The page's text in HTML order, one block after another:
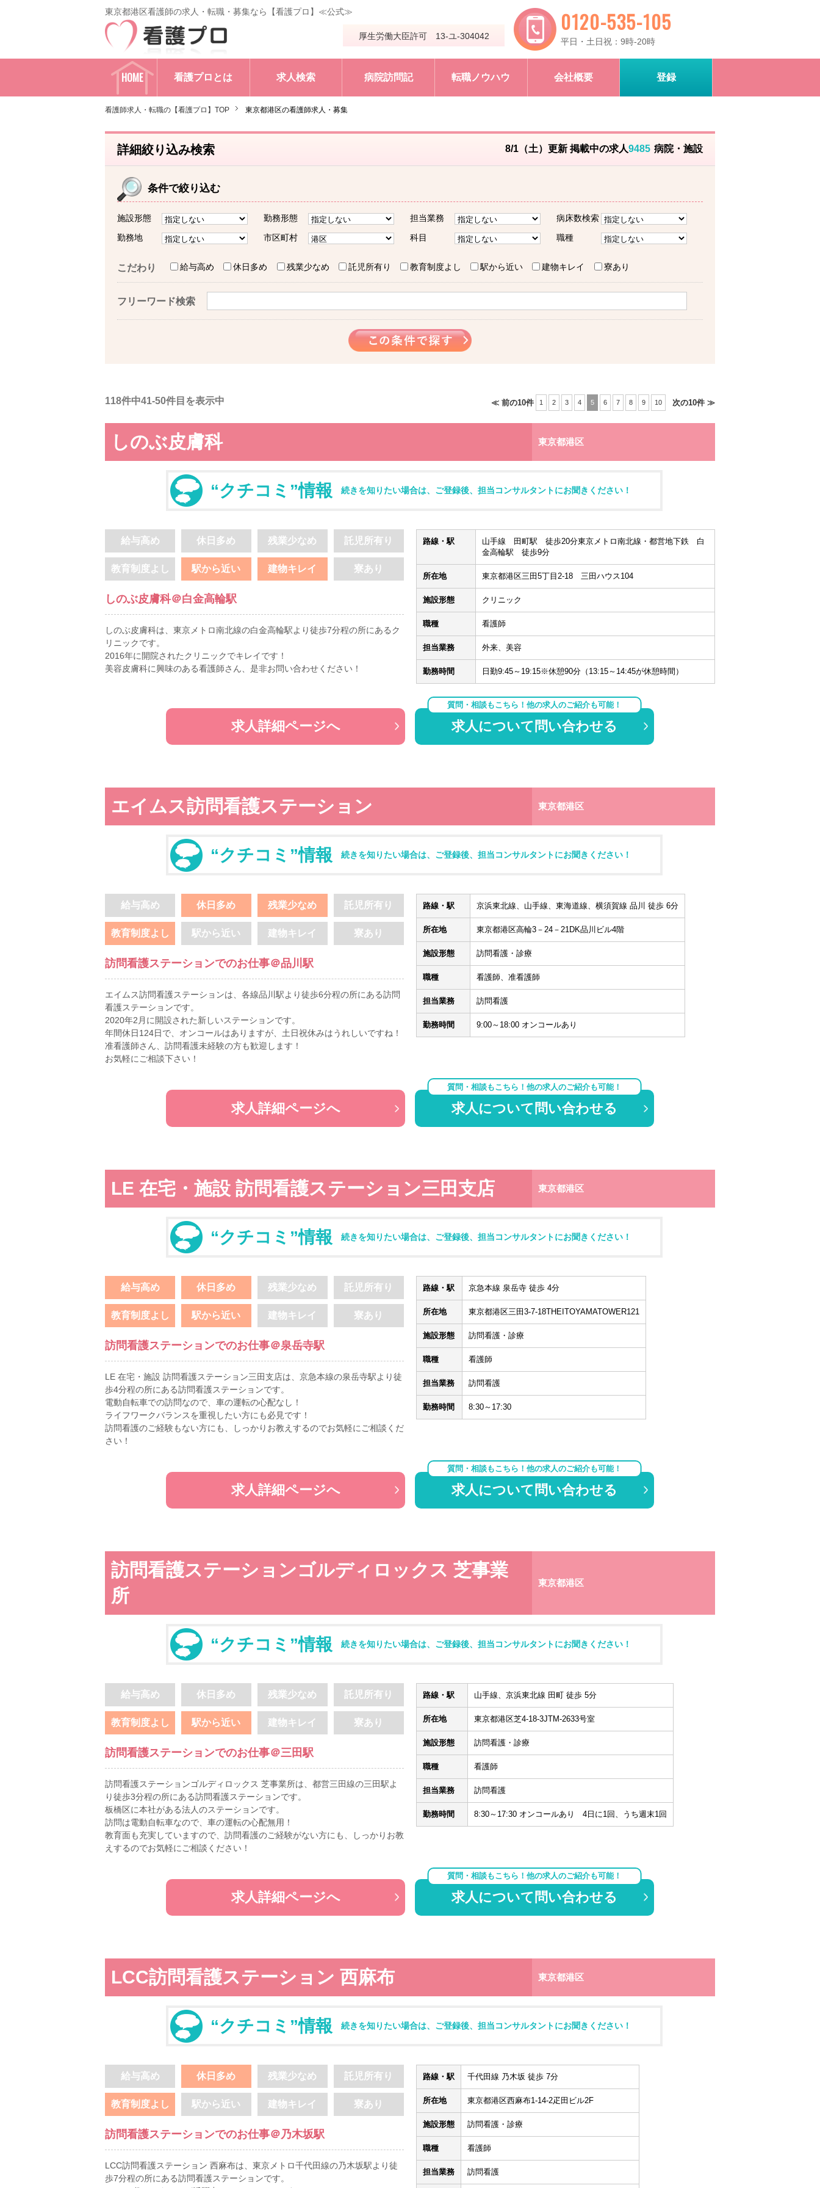
東京都港区看護師の求人・転職・募集なら【看護プロ】≪公式≫
厚生労働大臣許可 13-ユ-304042
0120-535-105
平日・土日祝：9時-20時
HOME 看護プロとは 求人検索 病院訪問記 転職ノウハウ 会社概要 登録
看護師求人・転職の【看護プロ】TOP 東京都港区の看護師求人・募集
詳細絞り込み検索 8/1（土）更新 掲載中の求人9485 病院・施設
条件で絞り込む
施設形態 勤務形態 担当業務
病床数検索
勤務地
市区町村 科目 職種
こだわり 給与高め 休日多め 残業少なめ 託児所有り 教育制度よし 駅から近い 建物キレイ 寮あり
フリーワード検索
118件中41-50件目を表示中 ≪ 前の10件 1 2 3 4 5 6 7 8 9 10 次の10件 ≫
しのぶ皮膚科 東京都港区
“クチコミ”情報 続きを知りたい場合は、ご登録後、担当コンサルタントにお聞きください！
給与高め 休日多め 残業少なめ 託児所有り
教育制度よし 駅から近い 建物キレイ 寮あり
しのぶ皮膚科＠白金高輪駅
しのぶ皮膚科は、東京メトロ南北線の白金高輪駅より徒歩7分程の所にあるク
リニックです。
2016年に開院されたクリニックでキレイです！
美容皮膚科に興味のある看護師さん、是非お問い合わせください！
路線・駅
山手線 田町駅 徒歩20分東京メトロ南北線・都営地下鉄 白
金高輪駅 徒歩9分
所在地 東京都港区三田5丁目2-18 三田ハウス104
施設形態 クリニック
職種 看護師
担当業務 外来、美容
勤務時間 日勤9:45～19:15※休憩90分（13:15～14:45が休憩時間）
求人詳細ページへ
質問・相談もこちら！他の求人のご紹介も可能！
求人について問い合わせる
エイムス訪問看護ステーション 東京都港区
“クチコミ”情報 続きを知りたい場合は、ご登録後、担当コンサルタントにお聞きください！
給与高め 休日多め 残業少なめ 託児所有り
教育制度よし 駅から近い 建物キレイ 寮あり
訪問看護ステーションでのお仕事＠品川駅
エイムス訪問看護ステーションは、各線品川駅より徒歩6分程の所にある訪問
看護ステーションです。
2020年2月に開設された新しいステーションです。
年間休日124日で、オンコールはありますが、土日祝休みはうれしいですね！
准看護師さん、訪問看護未経験の方も歓迎します！
お気軽にご相談下さい！
路線・駅 京浜東北線、山手線、東海道線、横須賀線 品川 徒歩 6分
所在地 東京都港区高輪3－24－21DK品川ビル4階
施設形態 訪問看護・診療
職種 看護師、准看護師
担当業務 訪問看護
勤務時間 9:00～18:00 オンコールあり
求人詳細ページへ
質問・相談もこちら！他の求人のご紹介も可能！
求人について問い合わせる
LE 在宅・施設 訪問看護ステーション三田支店 東京都港区
“クチコミ”情報 続きを知りたい場合は、ご登録後、担当コンサルタントにお聞きください！
給与高め 休日多め 残業少なめ 託児所有り
教育制度よし 駅から近い 建物キレイ 寮あり
訪問看護ステーションでのお仕事＠泉岳寺駅
LE 在宅・施設 訪問看護ステーション三田支店は、京急本線の泉岳寺駅より徒
歩4分程の所にある訪問看護ステーションです。
電動自転車での訪問なので、車の運転の心配なし！
ライフワークバランスを重視したい方にも必見です！
訪問看護のご経験もない方にも、しっかりお教えするのでお気軽にご相談くだ
さい！
路線・駅 京急本線 泉岳寺 徒歩 4分
所在地 東京都港区三田3-7-18THEITOYAMATOWER121
施設形態 訪問看護・診療
職種 看護師
担当業務 訪問看護
勤務時間 8:30～17:30
求人詳細ページへ
質問・相談もこちら！他の求人のご紹介も可能！
求人について問い合わせる
訪問看護ステーションゴルディロックス 芝事業
所
東京都港区
“クチコミ”情報 続きを知りたい場合は、ご登録後、担当コンサルタントにお聞きください！
給与高め 休日多め 残業少なめ 託児所有り
教育制度よし 駅から近い 建物キレイ 寮あり
訪問看護ステーションでのお仕事＠三田駅
訪問看護ステーションゴルディロックス 芝事業所は、都営三田線の三田駅よ
り徒歩3分程の所にある訪問看護ステーションです。
板橋区に本社がある法人のステーションです。
訪問は電動自転車なので、車の運転の心配無用！
教育面も充実していますので、訪問看護のご経験がない方にも、しっかりお教
えするのでお気軽にご相談ください！
路線・駅 山手線、京浜東北線 田町 徒歩 5分
所在地 東京都港区芝4-18-3JTM-2633号室
施設形態 訪問看護・診療
職種 看護師
担当業務 訪問看護
勤務時間 8:30～17:30 オンコールあり 4日に1回、うち週末1回
求人詳細ページへ
質問・相談もこちら！他の求人のご紹介も可能！
求人について問い合わせる
LCC訪問看護ステーション 西麻布 東京都港区
“クチコミ”情報 続きを知りたい場合は、ご登録後、担当コンサルタントにお聞きください！
給与高め 休日多め 残業少なめ 託児所有り
教育制度よし 駅から近い 建物キレイ 寮あり
訪問看護ステーションでのお仕事＠乃木坂駅
LCC訪問看護ステーション 西麻布は、東京メトロ千代田線の乃木坂駅より徒
歩7分程の所にある訪問看護ステーションです。
路線・駅 千代田線 乃木坂 徒歩 7分
所在地 東京都港区西麻布1-14-2疋田ビル2F
施設形態 訪問看護・診療
職種 看護師
担当業務 訪問看護